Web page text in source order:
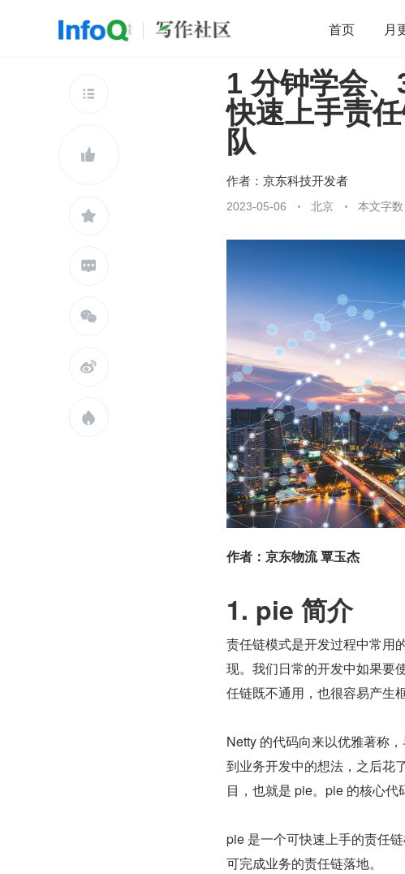
首页 月
开源 架构
团队管理 程序员
查看更多







1 分钟学会
快速上手责
队
作者： 京东科技开发者
2023-05-06 北京 本文字
作者：京东物流 覃玉杰
1. pie 简介
责任链模式是开发过程中常用
现。我们日常的开发中如果要
任链既不通用，也很容易产生
Netty 的代码向来以优雅著称
到业务开发中的想法，之后花
目，也就是 pie。pie 的核心代
pie 是一个可快速上手的责任
可完成业务的责任链落地。